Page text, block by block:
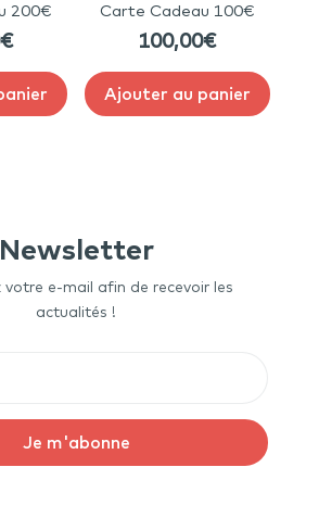
200€
€
Carte Cadeau 100€
100,00€
Ajouter au panier
Newsletter
votre e-mail afin de recevoir les
actualités !
Je m'abonne